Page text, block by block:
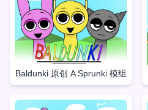
Baldunki 原创 A Sprunki 模组